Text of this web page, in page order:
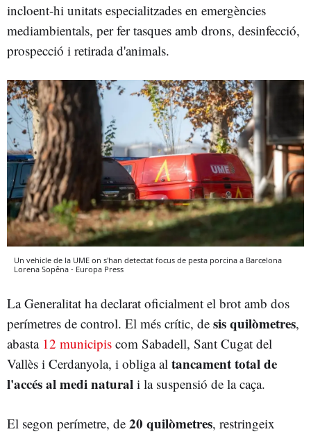
incloent-hi unitats especialitzades en emergències
mediambientals, per fer tasques amb drons, desinfecció,
prospecció i retirada d'animals.
Un vehicle de la UME on s'han detectat focus de pesta porcina a Barcelona
Lorena Sopêna - Europa Press
La Generalitat ha declarat oficialment el brot amb dos
perímetres de control. El més crític, de sis quilòmetres,
abasta 12 municipis com Sabadell, Sant Cugat del
Vallès i Cerdanyola, i obliga al tancament total de
l'accés al medi natural i la suspensió de la caça.
El segon perímetre, de 20 quilòmetres, restringeix